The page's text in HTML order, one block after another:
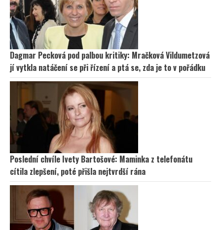
Dagmar Pecková pod palbou kritiky: Mračková Vildumetzová
jí vytkla natáčení se při řízení a ptá se, zda je to v pořádku
Poslední chvíle Ivety Bartošové: Maminka z telefonátu
cítila zlepšení, poté přišla nejtvrdší rána